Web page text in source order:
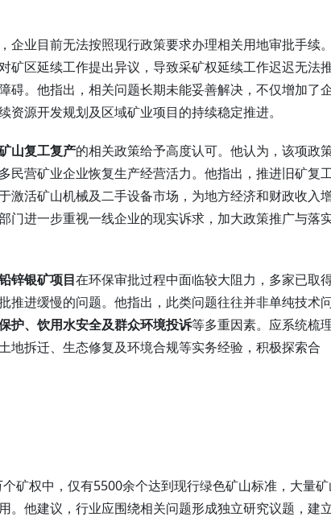
企业目前无法按照现行政策要求办理相关用地审批手续。
矿区延续工作提出异议，导致采矿权延续工作迟迟无法
碍。他指出，相关问题长期未能妥善解决，不仅增加了
源开发规划及区域矿业项目的持续稳定推进。
山复工复产的相关政策给予高度认可。他认为，该项政
民营矿业企业恢复生产经营活力。他指出，推进旧矿复
激活矿山机械及二手设备市场，为地方经济和财政收入
门进一步重视一线企业的现实诉求，加大政策推广与落
锌银矿项目在环保审批过程中面临较大阻力，多家已取
推进缓慢的问题。他指出，此类问题往往并非单纯技术
护、饮用水安全及群众环境投诉等多重因素。应系统梳
地拆迁、生态修复及环境合规等实务经验，积极探索合
矿权中，仅有5500余个达到现行绿色矿山标准，大量矿
。他建议，行业应围绕相关问题形成独立研究议题，建